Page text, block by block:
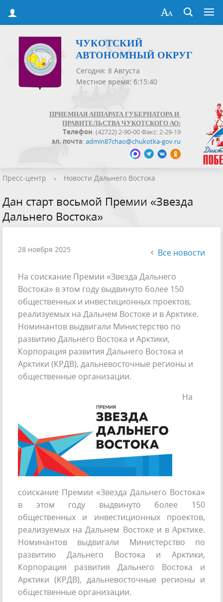
ЧУКОТСКИЙ
АВТОНОМНЫЙ ОКРУГ
Сегодня: 8 Августа
Местное время: 6:15:40
ПРИЕМНАЯ АППАРАТА ГУБЕРНАТОРА И
ПРАВИТЕЛЬСТВА ЧУКОТСКОГО АО:
Телефон: (42722) 2-90-00 Факс: 2-29-19
эл. почта:admin87chao@chukotka-gov.ru
Пресс-центр › Новости Дальнего Востока
Дан старт восьмой Премии «Звезда
Дальнего Востока»
28 ноября 2025 Все новости
На соискание Премии «Звезда Дальнего
Востока» в этом году выдвинуто более 150
общественных и инвестиционных проектов,
реализуемых на Дальнем Востоке и в Арктике.
Номинантов выдвигали Министерство по
развитию Дальнего Востока и Арктики,
Корпорация развития Дальнего Востока и
Арктики (КРДВ), дальневосточные регионы и
общественные организации.
На
соискание Премии «Звезда Дальнего Востока»
в этом году выдвинуто более 150
общественных и инвестиционных проектов,
реализуемых на Дальнем Востоке и в Арктике.
Номинантов выдвигали Министерство по
развитию Дальнего Востока и Арктики,
Корпорация развития Дальнего Востока и
Арктики (КРДВ), дальневосточные регионы и
общественные организации.